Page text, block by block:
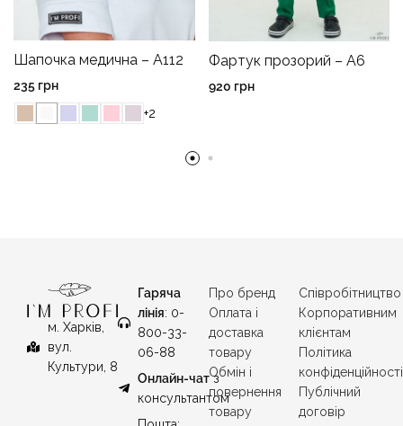
Шапочка медична – A112
235 грн
+2
Фартук прозорий – A6
920 грн
м. Харків,
вул.
Культури, 8
Гаряча
лінія: 0-
800-33-
06-88
Онлайн-чатз
консультантом
Про бренд
Оплата і
доставка
товару
Обмін і
повернення
товару
Співробітництво
Корпоративним
клієнтам
Політика
конфіденційності
Публічний
договір